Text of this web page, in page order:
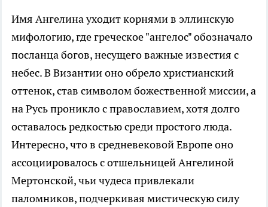
Имя Ангелина уходит корнями в эллинскую
мифологию, где греческое "ангелос" обозначало
посланца богов, несущего важные известия с
небес. В Византии оно обрело христианский
оттенок, став символом божественной миссии, а
на Русь проникло с православием, хотя долго
оставалось редкостью среди простого люда.
Интересно, что в средневековой Европе оно
ассоциировалось с отшельницей Ангелиной
Мертонской, чьи чудеса привлекали
паломников, подчеркивая мистическую силу